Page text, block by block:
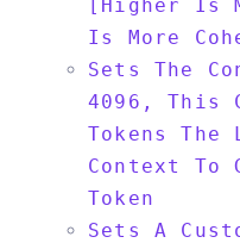
[higher Is
Is More
Sets The
4096, This
Tokens The
Context To
Token
Sets A